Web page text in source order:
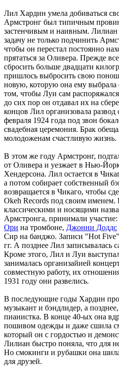
Лил Хардин умела добиваться
Армстронг был типичным
застенчивым и наивным. Лилиан
задачу не только подчинить
чтобы он перестал постоянно
прятаться за Оливера. Прежде
сбросить больше двадцати
пришлось выбросить свою
новую, которую она ему выбрала
том, чтобы Луи сам
до сих пор он отдавал их на
концов Лил организовала
февраля 1924 года под звон
свадебная церемония. Брак
молодоженам счастливую жизнь.
В этом же году Армстронг,
от Оливера и уезжает в Нью-
Хендерсона. Лил остается в
а потом собирает собственный
возвращается в Чикаго, чтобы
Okeh Records под своим именем.
классическими и носящими
Армстронга, принимали
Ори на тромбоне, Джонни Доддс
Сир на банджо. Записи "Hot
гг. А позднее Лил записывалась
Кроме этого, Лил и Луи
занималась организайией
совместную работу, их
1931 году они развелись.
В последующие годы Хардин
музыкант и бэндлидер, а
пианистка. В конце 40-ых она
пошивом одежды и даже сшила
который он с гордостью и
Лилиан быстро поняла, что для
Но смокинги и рубашки она
для друзей.